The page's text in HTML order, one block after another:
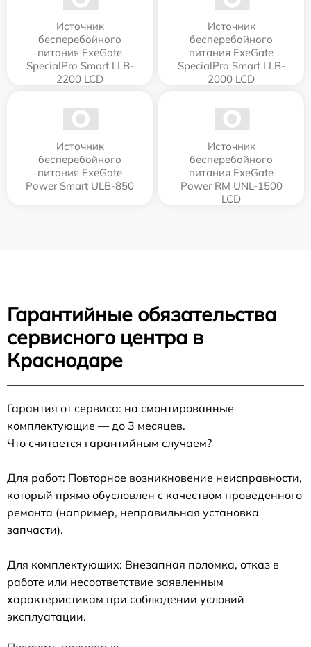
Источник
бесперебойного
питания ExeGate
SpecialPro Smart LLB-
2200 LCD
Источник
бесперебойного
питания ExeGate
SpecialPro Smart LLB-
2000 LCD
Источник
бесперебойного
питания ExeGate
Power Smart ULB-850
Источник
бесперебойного
питания ExeGate
Power RM UNL-1500
LCD
Гарантийные обязательства
сервисного центра в
Краснодаре
Гарантия от сервиса: на смонтированные
комплектующие — до 3 месяцев.
Что считается гарантийным случаем?
Для работ: Повторное возникновение неисправности,
который прямо обусловлен с качеством проведенного
ремонта (например, неправильная установка
запчасти).
Для комплектующих: Внезапная поломка, отказ в
работе или несоответствие заявленным
характеристикам при соблюдении условий
эксплуатации.